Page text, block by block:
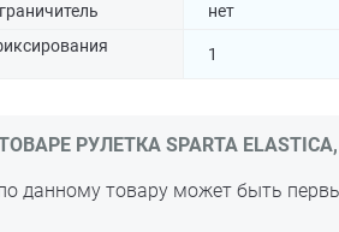
нет
1
РУЛЕТКА SPARTA
данному товару может быть